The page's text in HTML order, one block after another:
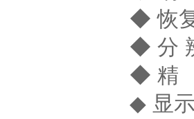
◆ 恢
◆ 分
◆ 精
◆ 显